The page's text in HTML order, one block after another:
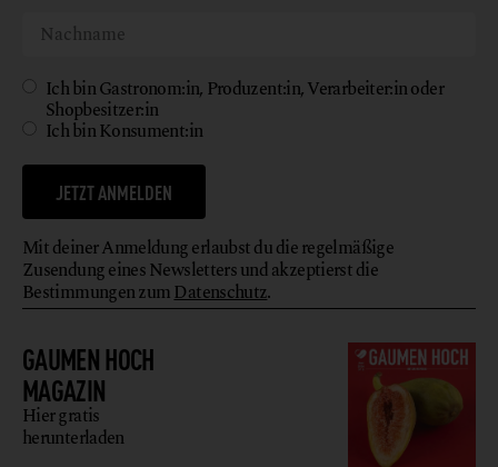
GAUMEN HOCH
MAGAZIN
Hier gratis
herunterladen
Ich bin Gastronom:in, Produzent:in, Verarbeiter:in oder
Shopbesitzer:in
Ich bin Konsument:in
JETZT ANMELDEN
Mit deiner Anmeldung erlaubst du die regelmäßige
Zusendung eines Newsletters und akzeptierst die
Bestimmungen zumDatenschutz.